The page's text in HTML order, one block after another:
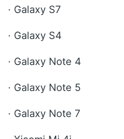
· Galaxy S7
· Galaxy S4
· Galaxy Note 4
· Galaxy Note 5
· Galaxy Note 7